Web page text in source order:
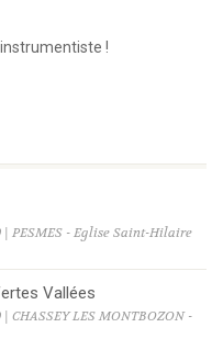
!
| PESMES - Eglise Saint-Hilaire
Vallées
CHASSEY LES MONTBOZON -